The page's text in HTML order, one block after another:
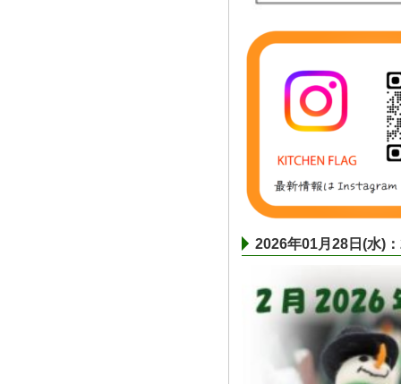
2026年01月28日(水)